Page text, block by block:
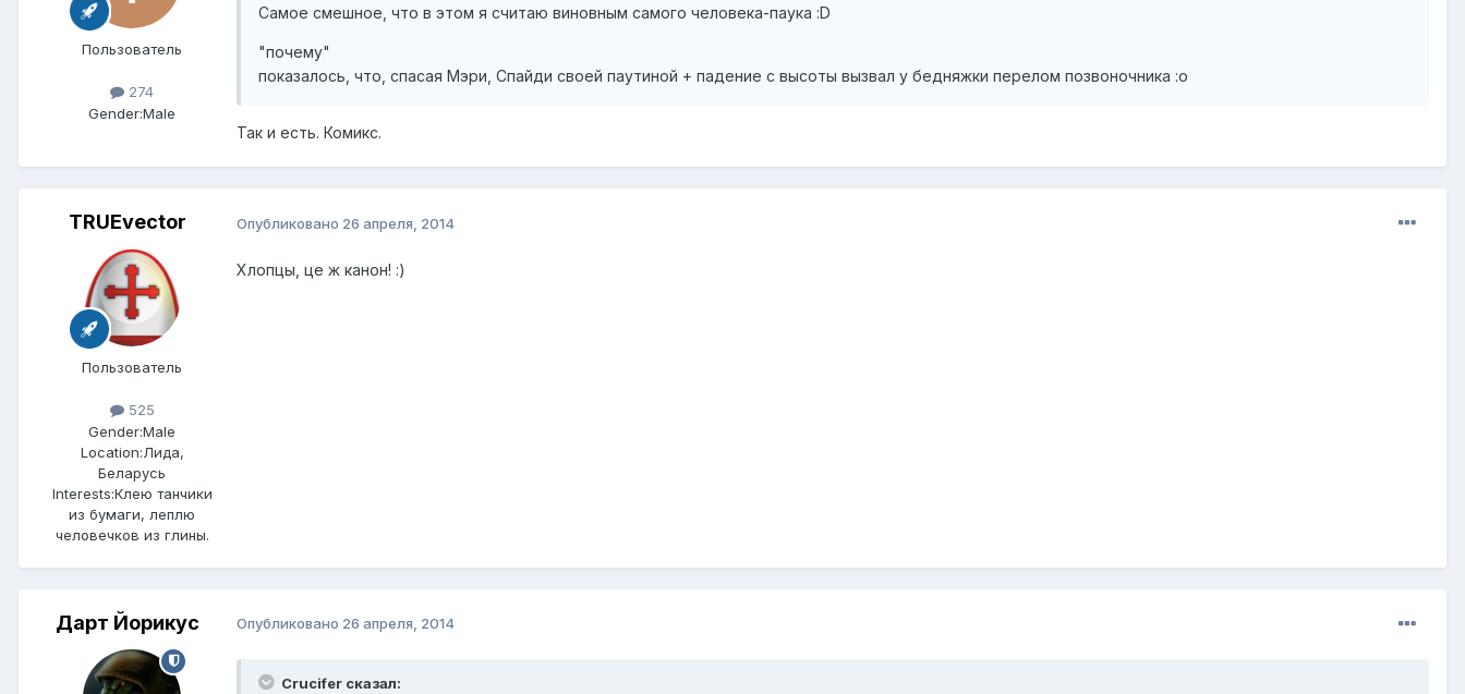
Пользователь
274
Gender:Male
Самое смешное, что в этом я считаю виновным самого человека-паука :D
"почему"
показалось, что, спасая Мэри, Спайди своей паутиной + падение с высоты вызвал у бедняжки перелом позвоночника :o
Так и есть. Комикс.
TRUEvector
Пользователь
525
Gender:Male
Location:Лида,
Беларусь
Interests:Клею танчики
из бумаги, леплю
человечков из глины.
Опубликовано 26 апреля, 2014
Хлопцы, це ж канон! :)
Дарт Йорикус Опубликовано 26 апреля, 2014
Crucifer сказал: